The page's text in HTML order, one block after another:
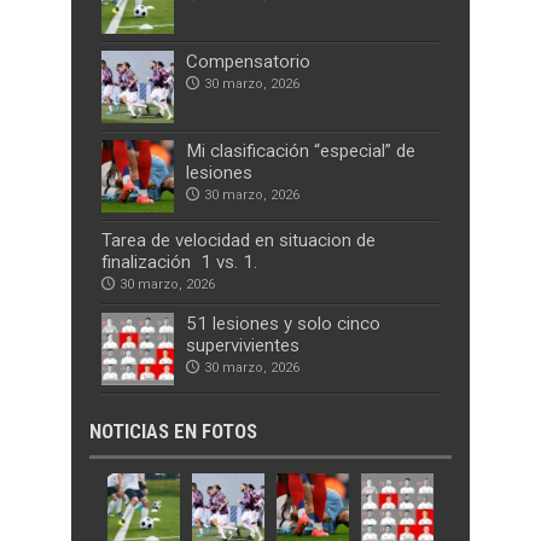
Compensatorio
30 marzo, 2026
Mi clasificación “especial” de
lesiones
30 marzo, 2026
Tarea de velocidad en situacion de
finalización 1 vs. 1.
30 marzo, 2026
51 lesiones y solo cinco
supervivientes
30 marzo, 2026
NOTICIAS EN FOTOS